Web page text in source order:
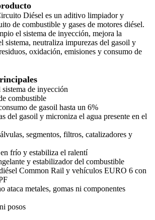
Diésel es un aditivo limpiador y
de combustible y gases de motores diésel.
el sistema de inyección, mejora la
sistema, neutraliza impurezas del gasoil y
oxidación, emisiones y consumo de
de inyección
combustible
de gasoil hasta un 6%
del gasoil y microniza el agua presente en el
segmentos, filtros, catalizadores y
frío y estabiliza el ralentí
y estabilizador del combustible
Common Rail y vehículos EURO 6 con
ataca metales, gomas ni componentes
posos